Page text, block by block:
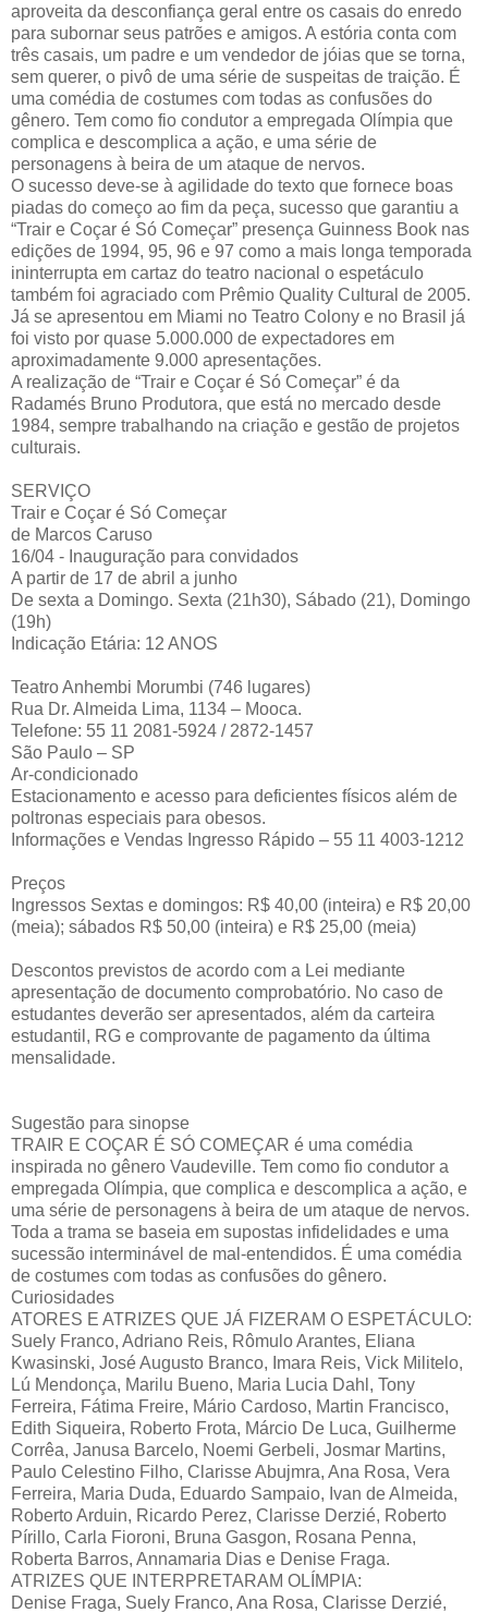
aproveita da desconfiança geral entre os casais do enredo
para subornar seus patrões e amigos. A estória conta com
três casais, um padre e um vendedor de jóias que se torna,
sem querer, o pivô de uma série de suspeitas de traição. É
uma comédia de costumes com todas as confusões do
gênero. Tem como fio condutor a empregada Olímpia que
complica e descomplica a ação, e uma série de
personagens à beira de um ataque de nervos.
O sucesso deve-se à agilidade do texto que fornece boas
piadas do começo ao fim da peça, sucesso que garantiu a
“Trair e Coçar é Só Começar” presença Guinness Book nas
edições de 1994, 95, 96 e 97 como a mais longa temporada
ininterrupta em cartaz do teatro nacional o espetáculo
também foi agraciado com Prêmio Quality Cultural de 2005.
Já se apresentou em Miami no Teatro Colony e no Brasil já
foi visto por quase 5.000.000 de expectadores em
aproximadamente 9.000 apresentações.
A realização de “Trair e Coçar é Só Começar” é da
Radamés Bruno Produtora, que está no mercado desde
1984, sempre trabalhando na criação e gestão de projetos
culturais.
SERVIÇO
Trair e Coçar é Só Começar
de Marcos Caruso
16/04 - Inauguração para convidados
A partir de 17 de abril a junho
De sexta a Domingo. Sexta (21h30), Sábado (21), Domingo
(19h)
Indicação Etária: 12 ANOS
Teatro Anhembi Morumbi (746 lugares)
Rua Dr. Almeida Lima, 1134 – Mooca.
Telefone: 55 11 2081-5924 / 2872-1457
São Paulo – SP
Ar-condicionado
Estacionamento e acesso para deficientes físicos além de
poltronas especiais para obesos.
Informações e Vendas Ingresso Rápido – 55 11 4003-1212
Preços
Ingressos Sextas e domingos: R$ 40,00 (inteira) e R$ 20,00
(meia); sábados R$ 50,00 (inteira) e R$ 25,00 (meia)
Descontos previstos de acordo com a Lei mediante
apresentação de documento comprobatório. No caso de
estudantes deverão ser apresentados, além da carteira
estudantil, RG e comprovante de pagamento da última
mensalidade.
Sugestão para sinopse
TRAIR E COÇAR É SÓ COMEÇAR é uma comédia
inspirada no gênero Vaudeville. Tem como fio condutor a
empregada Olímpia, que complica e descomplica a ação, e
uma série de personagens à beira de um ataque de nervos.
Toda a trama se baseia em supostas infidelidades e uma
sucessão interminável de mal-entendidos. É uma comédia
de costumes com todas as confusões do gênero.
Curiosidades
ATORES E ATRIZES QUE JÁ FIZERAM O ESPETÁCULO:
Suely Franco, Adriano Reis, Rômulo Arantes, Eliana
Kwasinski, José Augusto Branco, Imara Reis, Vick Militelo,
Lú Mendonça, Marilu Bueno, Maria Lucia Dahl, Tony
Ferreira, Fátima Freire, Mário Cardoso, Martin Francisco,
Edith Siqueira, Roberto Frota, Márcio De Luca, Guilherme
Corrêa, Janusa Barcelo, Noemi Gerbeli, Josmar Martins,
Paulo Celestino Filho, Clarisse Abujmra, Ana Rosa, Vera
Ferreira, Maria Duda, Eduardo Sampaio, Ivan de Almeida,
Roberto Arduin, Ricardo Perez, Clarisse Derzié, Roberto
Pírillo, Carla Fioroni, Bruna Gasgon, Rosana Penna,
Roberta Barros, Annamaria Dias e Denise Fraga.
ATRIZES QUE INTERPRETARAM OLÍMPIA:
Denise Fraga, Suely Franco, Ana Rosa, Clarisse Derzié,